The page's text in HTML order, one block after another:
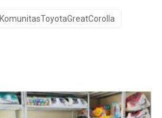
KomunitasToyotaGreatCorolla